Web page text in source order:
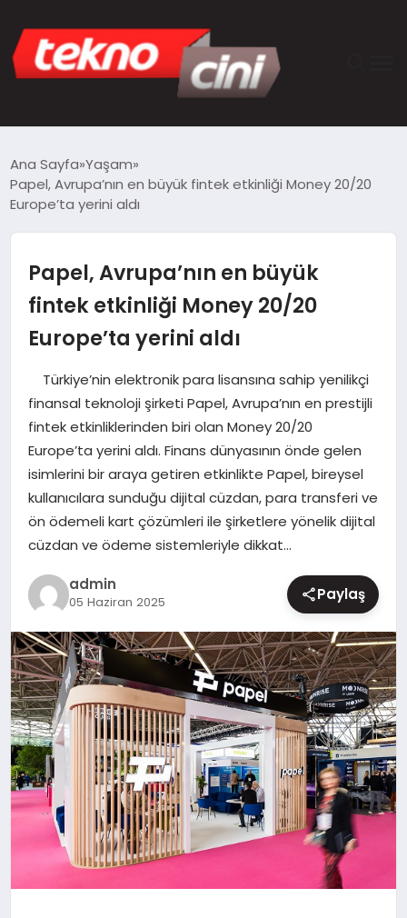
TEKNOLOJI
YAŞAM
SAĞLIK
DÜNYA
MAGAZIN
Ana Sayfa Yaşam
Papel, Avrupa’nın en büyük fintek etkinliği Money 20/20
Europe’ta yerini aldı
Papel, Avrupa’nın en büyük
fintek etkinliği Money 20/20
Europe’ta yerini aldı
Türkiye’nin elektronik para lisansına sahip yenilikçi
finansal teknoloji şirketi Papel, Avrupa’nın en prestijli
fintek etkinliklerinden biri olan Money 20/20
Europe’ta yerini aldı. Finans dünyasının önde gelen
isimlerini bir araya getiren etkinlikte Papel, bireysel
kullanıcılara sunduğu dijital cüzdan, para transferi ve
ön ödemeli kart çözümleri ile şirketlere yönelik dijital
cüzdan ve ödeme sistemleriyle dikkat…
admin
05 Haziran 2025 Paylaş